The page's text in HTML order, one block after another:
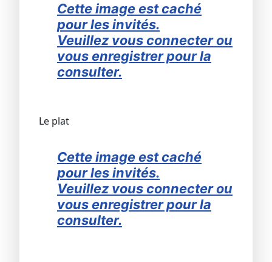
Cette image est caché
pour les invités.
Veuillez vous connecter ou
vous enregistrer pour la
consulter.
Le plat
Cette image est caché
pour les invités.
Veuillez vous connecter ou
vous enregistrer pour la
consulter.